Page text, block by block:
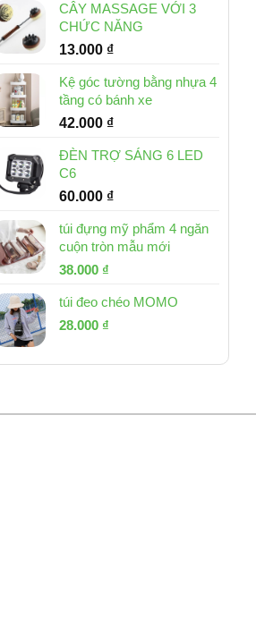
là:
30.000 ₫.
tại
là:
20.000 ₫.
CÂY MASSAGE VỚI 3
CHỨC NĂNG
13.000 ₫
Kệ góc tường bằng nhựa 4
tầng có bánh xe
42.000 ₫
ĐÈN TRỢ SÁNG 6 LED
C6
60.000 ₫
túi đựng mỹ phẩm 4 ngăn
cuộn tròn mẫu mới
Giá
là:
53.000 ₫.
38.000 ₫
tại
túi đeo chéo MOMO
Giá
là:
28.000 ₫
tại